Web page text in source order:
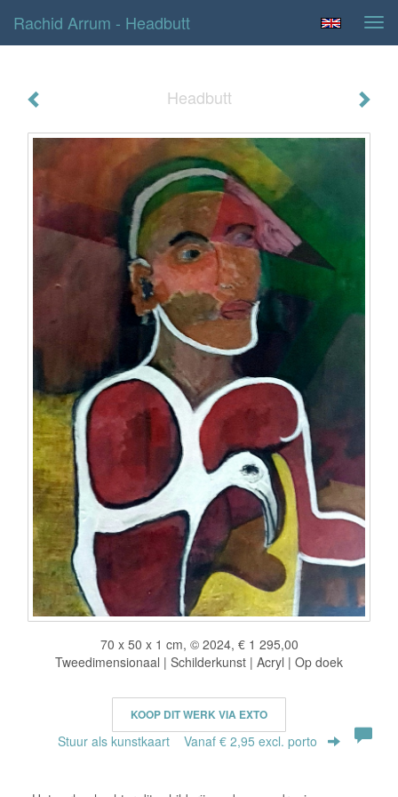
Rachid Arrum - Headbutt
Headbutt
70 x 50 x 1 cm, © 2024, € 1 295,00
Tweedimensionaal | Schilderkunst | Acryl | Op doek
KOOP DIT WERK VIA EXTO
Stuur als kunstkaart Vanaf € 2,95 excl. porto